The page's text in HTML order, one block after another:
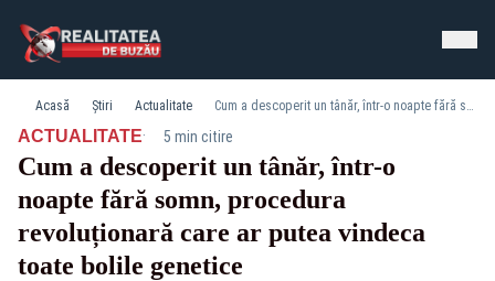
Acasă Știri Actualitate Cum a descoperit un tânăr, într-o noapte fără somn, procedura revoluționară care ar putea vindeca toate bolile genetice
ACTUALITATE· 5 min citire
Cum a descoperit un tânăr, într-o
noapte fără somn, procedura
revoluționară care ar putea vindeca
toate bolile genetice